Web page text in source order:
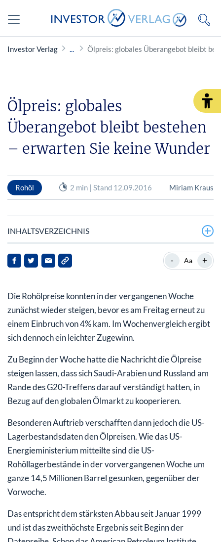
Investor Verlag Ölpreis: globales Überangebot bleibt
Ölpreis: globales
Überangebot bleibt bestehen
– erwarten Sie keine Wunder
Rohöl 2 min | Stand 12.09.2016 Miriam Kraus
INHALTSVERZEICHNIS
Ausblick
- Aa +
Die Rohölpreise konnten in der vergangenen Woche
zunächst wieder steigen, bevor es am Freitag erneut zu
einem Einbruch von 4% kam. Im Wochenvergleich ergibt
sich dennoch ein leichter Zugewinn.
Zu Beginn der Woche hatte die Nachricht die Ölpreise
steigen lassen, dass sich Saudi-Arabien und Russland am
Rande des G20-Treffens darauf verständigt hatten, in
Bezug auf den globalen Ölmarkt zu kooperieren.
Besonderen Auftrieb verschafften dann jedoch die US-
Lagerbestandsdaten den Ölpreisen. Wie das US-
Energieministerium mitteilte sind die US-
Rohöllagerbestände in der vorvergangenen Woche um
ganze 14,5 Millionen Barrel gesunken, gegenüber der
Vorwoche.
Das entspricht dem stärksten Abbau seit Januar 1999
und ist das zweithöchste Ergebnis seit Beginn der